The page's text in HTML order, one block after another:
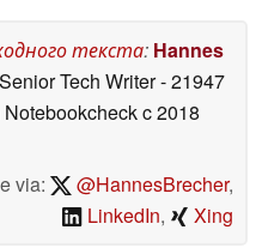
текста: Hannes
Tech Writer- 21947
c 2018
via:
@HannesBrecher,
LinkedIn, Xing